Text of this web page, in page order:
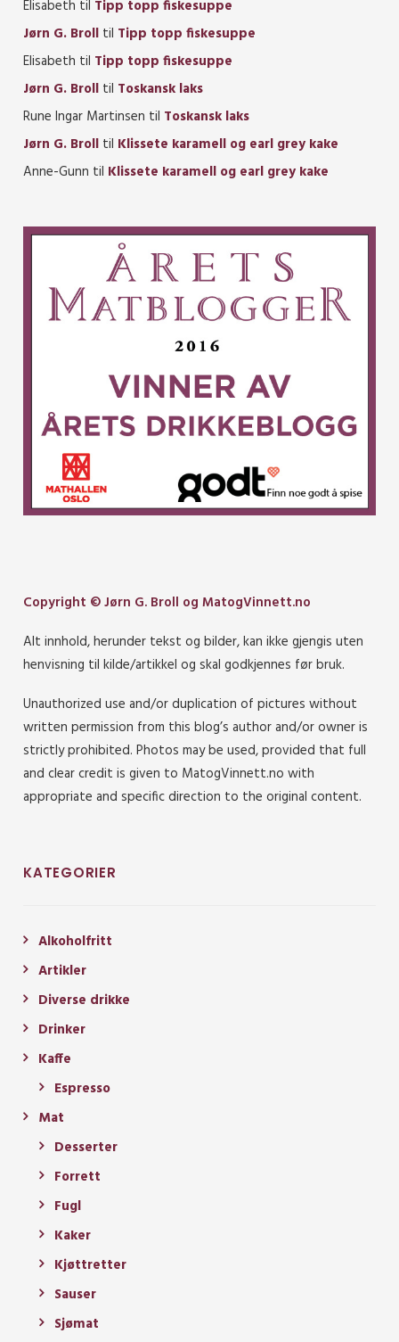
Elisabeth til Tipp topp fiskesuppe
Jørn G. Broll til Tipp topp fiskesuppe
Elisabeth til Tipp topp fiskesuppe
Jørn G. Broll til Toskansk laks
Rune Ingar Martinsen til Toskansk laks
Jørn G. Broll til Klissete karamell og earl grey kake
Anne-Gunn til Klissete karamell og earl grey kake
Copyright © Jørn G. Broll og MatogVinnett.no
Alt innhold, herunder tekst og bilder, kan ikke gjengis uten
henvisning til kilde/artikkel og skal godkjennes før bruk.
Unauthorized use and/or duplication of pictures without
written permission from this blog’s author and/or owner is
strictly prohibited. Photos may be used, provided that full
and clear credit is given to MatogVinnett.no with
appropriate and specific direction to the original content.
KATEGORIER
Alkoholfritt
Artikler
Diverse drikke
Drinker
Kaffe
Espresso
Mat
Desserter
Forrett
Fugl
Kaker
Kjøttretter
Sauser
Sjømat